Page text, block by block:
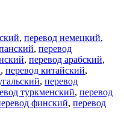
, перевод немецкий,
, перевод
, перевод арабский,
, перевод китайский,
, перевод
туркменский, перевод
финский, перевод